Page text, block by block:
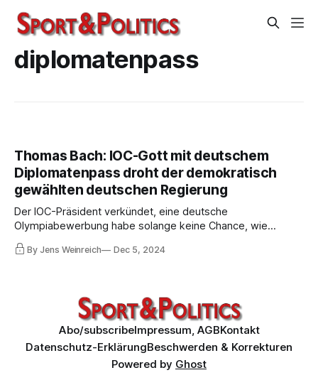
diplomatenpass
Thomas Bach: IOC-Gott mit deutschem
Diplomatenpass droht der demokratisch
gewählten deutschen Regierung
Der IOC-Präsident verkündet, eine deutsche
Olympiabewerbung habe solange keine Chance, wie
Deutschland sich nicht den IOC-Forderungen unterwerfe
und den Staatssportlern Wladimir Putins volle
By Jens Weinreich Dec 5, 2024
Abo/subscribeImpressum, AGBKontakt
Datenschutz-ErklärungBeschwerden & Korrekturen
Powered by Ghost